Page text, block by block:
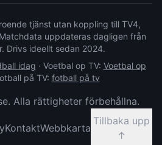
tjänst utan koppling till TV4,
uppdateras dagligen från
Drivs ideellt sedan 2024.
idag · Voetbal op TV: Voetbal op
på TV: fotball på tv
Alla rättigheter förbehållna.
KontaktWebbkarta
Tillbaka upp
↑